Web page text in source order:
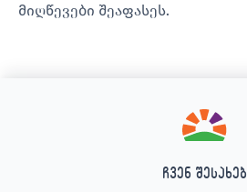
მიღწევები შეაფასეს.
ჩვენ შესახებ